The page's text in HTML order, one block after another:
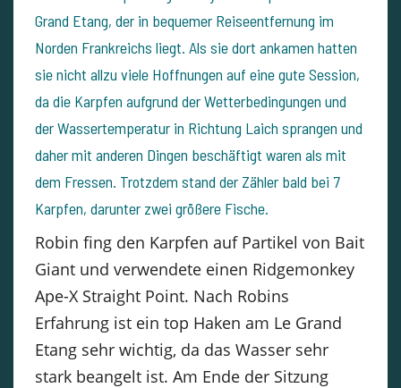
Grand Etang, der in bequemer Reiseentfernung im
Norden Frankreichs liegt. Als sie dort ankamen hatten
sie nicht allzu viele Hoffnungen auf eine gute Session,
da die Karpfen aufgrund der Wetterbedingungen und
der Wassertemperatur in Richtung Laich sprangen und
daher mit anderen Dingen beschäftigt waren als mit
dem Fressen. Trotzdem stand der Zähler bald bei 7
Karpfen, darunter zwei größere Fische.
Robin fing den Karpfen auf Partikel von Bait
Giant und verwendete einen Ridgemonkey
Ape-X Straight Point. Nach Robins
Erfahrung ist ein top Haken am Le Grand
Etang sehr wichtig, da das Wasser sehr
stark beangelt ist. Am Ende der Sitzung